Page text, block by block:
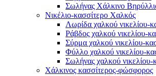
Σωλήνας Χάλκινο
Νικέλιο-κασσίτερο Χαλκός
Λωρίδα χαλκού νικελίου-
Ράβδος χαλκού νικελίου-
Σύρμα χαλκού νικελίου-
Φύλλο χαλκού νικελίου-
Σωλήνας χαλκού νικελίου-
Χάλκινος κασσίτερος-φώσφορος